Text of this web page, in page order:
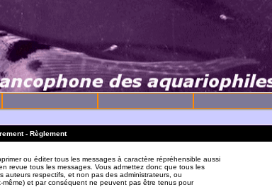
- Règlement
ou éditer tous les messages à caractère répréhensible aussi
revue tous les messages. Vous admettez donc que tous les
auteurs respectifs, et non pas des administrateurs, ou
et par conséquent ne peuvent pas être tenus pour